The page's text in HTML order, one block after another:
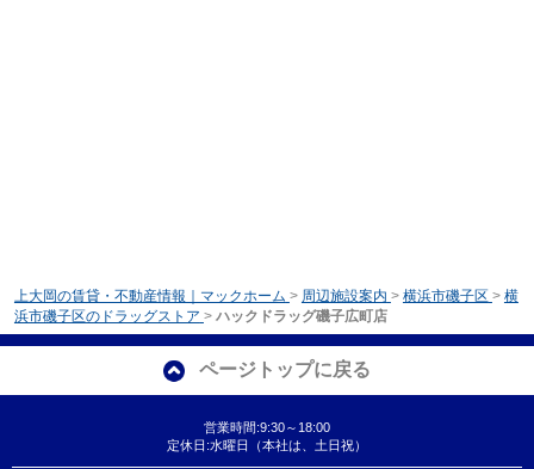
上大岡の賃貸・不動産情報｜マックホーム > 周辺施設案内 > 横浜市磯子区 > 横
浜市磯子区のドラッグストア > ハックドラッグ磯子広町店
ページトップに戻る
営業時間:9:30～18:00
定休日:水曜日（本社は、土日祝）